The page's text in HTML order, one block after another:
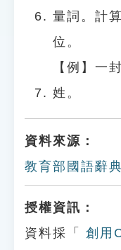
量詞。計
位。
【例】一
姓。
資料來源：
教育部國語辭
授權資訊：
資料採「
創用